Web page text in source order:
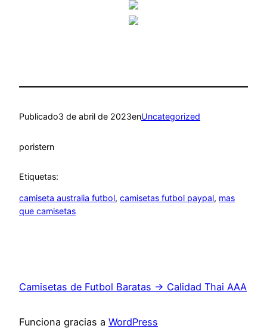
Publicado3 de abril de 2023enUncategorized
poristern
Etiquetas:
camiseta australia futbol, camisetas futbol paypal, mas
que camisetas
Camisetas de Futbol Baratas → Calidad Thai AAA
Funciona gracias a WordPress